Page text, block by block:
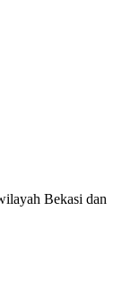
Bekasi dan